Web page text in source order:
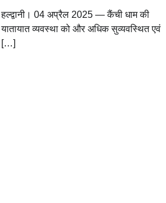
हल्द्वानी। 04 अप्रैल 2025 — कैंची धाम की
यातायात व्यवस्था को और अधिक सुव्यवस्थित एवं
[…]